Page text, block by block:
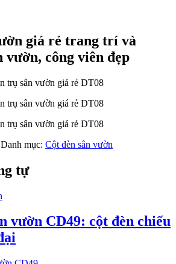
giá rẻ trang trí và
vườn, công viên đẹp
Danh mục: Cột đèn sân vườn
tự
vườn CD49: cột đèn chiếu